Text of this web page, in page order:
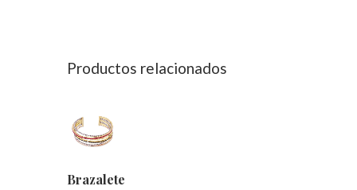
Productos relacionados
Brazalete